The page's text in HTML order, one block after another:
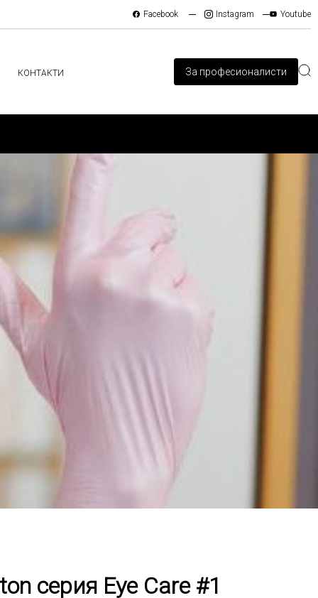
Facebook Instagram Youtube
КОНТАКТИ За професионалисти
серия Eye Care #1